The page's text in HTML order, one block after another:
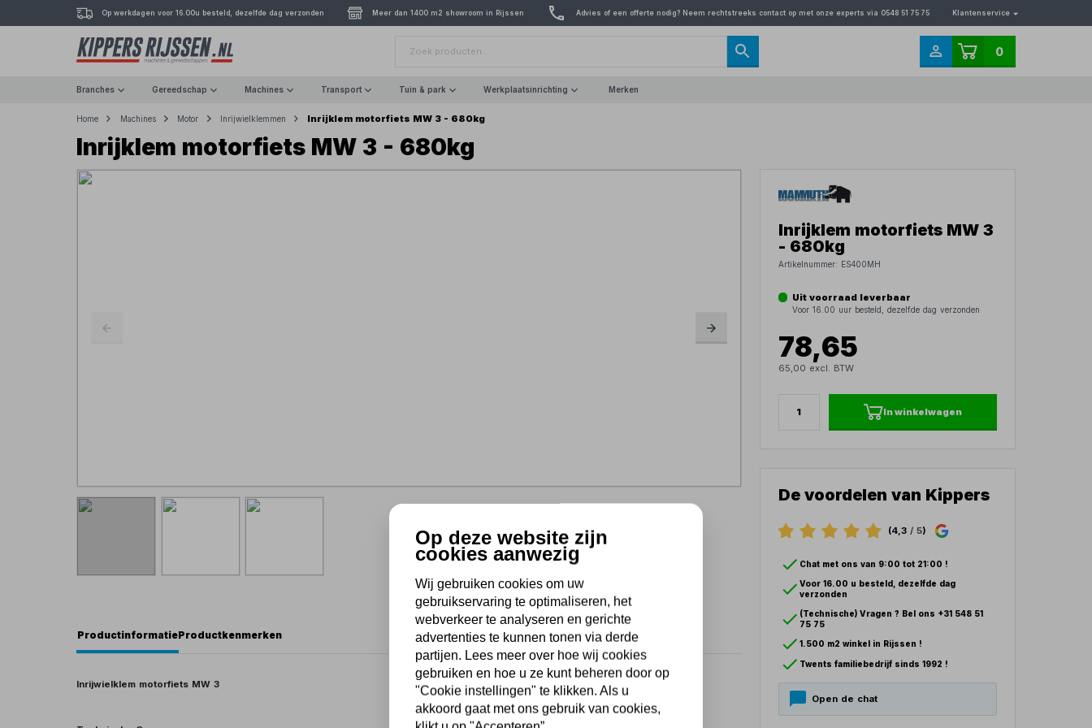
Op werkdagen voor 16.00u besteld, dezelfde dag verzonden Meer dan 1400 m2 showroom in Rijssen Advies of een offerte nodig? Neem rechtstreeks contact op met onze experts via 0548 51 75 75 Klantenservice
0
Branches Gereedschap Machines Transport Tuin & park Werkplaatsinrichting Merken
Home Machines Motor Inrijwielklemmen Inrijklem motorfiets MW 3 - 680kg
Inrijklem motorfiets MW 3 - 680kg
ProductinformatieProductkenmerken
Inrijwielklem motorfiets MW 3
Inrijklem motorfiets MW 3
- 680kg
Artikelnummer: ES400MH
Uit voorraad leverbaar
Voor 16.00 uur besteld, dezelfde dag verzonden
78,65
65,00 excl. BTW
In winkelwagen
De voordelen van Kippers
(4,3/ 5)
Chat met ons van 9:00 tot 21:00 !
Voor 16.00 u besteld, dezelfde dag
verzonden
(Technische) Vragen ? Bel ons +31 548 51
75 75
1.500 m2 winkel in Rijssen !
Twents familiebedrijf sinds 1992 !
Open de chat
Op deze website zijn
cookies aanwezig
Wij gebruiken cookies om uw
gebruikservaring te optimaliseren, het
webverkeer te analyseren en gerichte
advertenties te kunnen tonen via derde
partijen. Lees meer over hoe wij cookies
gebruiken en hoe u ze kunt beheren door op
"Cookie instellingen" te klikken. Als u
akkoord gaat met ons gebruik van cookies,